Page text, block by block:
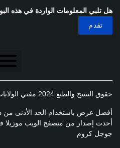
هل تلبي المعلومات الواردة في هذه
تنصل
سياسة الخصوصية
سياسة الخصوصية
سياسة تطبيق الخصوصية
حقوق النسخ والطبع 2024 مفتي الولايات الفدرالية الماليزية
أحدث إصدار من متصفح الويب موزيلا
جوجل كروم